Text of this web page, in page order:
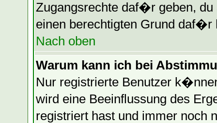
Zugangsrechte daf�r geben, du
einen berechtigten Grund daf�r
Nach oben
Warum kann ich bei
Nur registrierte Benutzer
wird eine Beeinflussung des
registriert hast und immer noch